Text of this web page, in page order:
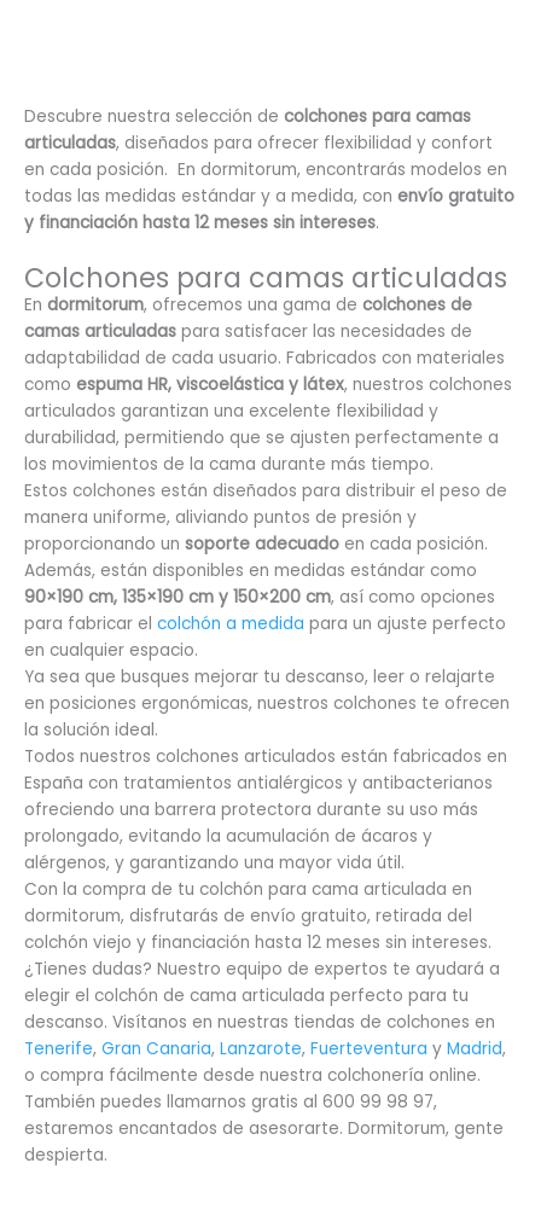
Descubre nuestra selección de colchones para camas
articuladas, diseñados para ofrecer flexibilidad y confort
en cada posición. En dormitorum, encontrarás modelos en
todas las medidas estándar y a medida, con envío gratuito
y financiación hasta 12 meses sin intereses.
Colchones para camas articuladas
En dormitorum, ofrecemos una gama de colchones de
camas articuladas para satisfacer las necesidades de
adaptabilidad de cada usuario. Fabricados con materiales
como espuma HR, viscoelástica y látex, nuestros colchones
articulados garantizan una excelente flexibilidad y
durabilidad, permitiendo que se ajusten perfectamente a
los movimientos de la cama durante más tiempo.
Estos colchones están diseñados para distribuir el peso de
manera uniforme, aliviando puntos de presión y
proporcionando un soporte adecuado en cada posición.
Además, están disponibles en medidas estándar como
90×190 cm, 135×190 cm y 150×200 cm, así como opciones
para fabricar el colchón a medida para un ajuste perfecto
en cualquier espacio.
Ya sea que busques mejorar tu descanso, leer o relajarte
en posiciones ergonómicas, nuestros colchones te ofrecen
la solución ideal.
Todos nuestros colchones articulados están fabricados en
España con tratamientos antialérgicos y antibacterianos
ofreciendo una barrera protectora durante su uso más
prolongado, evitando la acumulación de ácaros y
alérgenos, y garantizando una mayor vida útil.
Con la compra de tu colchón para cama articulada en
dormitorum, disfrutarás de envío gratuito, retirada del
colchón viejo y financiación hasta 12 meses sin intereses.
¿Tienes dudas? Nuestro equipo de expertos te ayudará a
elegir el colchón de cama articulada perfecto para tu
descanso. Visítanos en nuestras tiendas de colchones en
Tenerife, Gran Canaria, Lanzarote, Fuerteventura y Madrid,
o compra fácilmente desde nuestra colchonería online.
También puedes llamarnos gratis al 600 99 98 97,
estaremos encantados de asesorarte. Dormitorum, gente
despierta.